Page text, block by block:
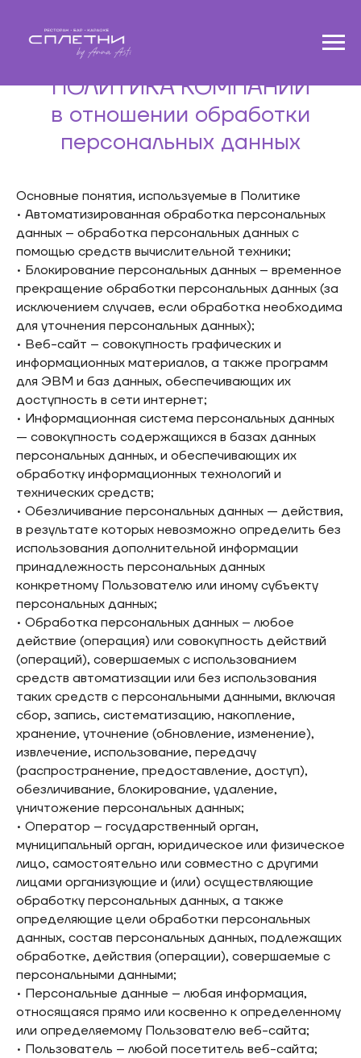
ПОЛИТИКА КОМПАНИИ
в отношении обработки
персональных данных
Основные понятия, используемые в Политике
• Автоматизированная обработка персональных
данных – обработка персональных данных с
помощью средств вычислительной техники;
• Блокирование персональных данных – временное
прекращение обработки персональных данных (за
исключением случаев, если обработка необходима
для уточнения персональных данных);
• Веб-сайт – совокупность графических и
информационных материалов, а также программ
для ЭВМ и баз данных, обеспечивающих их
доступность в сети интернет;
• Информационная система персональных данных
— совокупность содержащихся в базах данных
персональных данных, и обеспечивающих их
обработку информационных технологий и
технических средств;
• Обезличивание персональных данных — действия,
в результате которых невозможно определить без
использования дополнительной информации
принадлежность персональных данных
конкретному Пользователю или иному субъекту
персональных данных;
• Обработка персональных данных – любое
действие (операция) или совокупность действий
(операций), совершаемых с использованием
средств автоматизации или без использования
таких средств с персональными данными, включая
сбор, запись, систематизацию, накопление,
хранение, уточнение (обновление, изменение),
извлечение, использование, передачу
(распространение, предоставление, доступ),
обезличивание, блокирование, удаление,
уничтожение персональных данных;
• Оператор – государственный орган,
муниципальный орган, юридическое или физическое
лицо, самостоятельно или совместно с другими
лицами организующие и (или) осуществляющие
обработку персональных данных, а также
определяющие цели обработки персональных
данных, состав персональных данных, подлежащих
обработке, действия (операции), совершаемые с
персональными данными;
• Персональные данные – любая информация,
относящаяся прямо или косвенно к определенному
или определяемому Пользователю веб-сайта;
• Пользователь – любой посетитель веб-сайта;